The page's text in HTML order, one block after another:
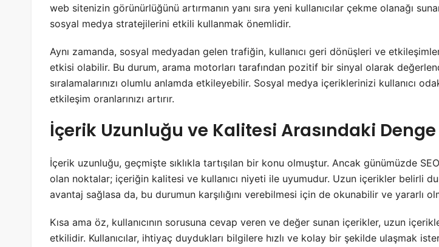
web sitenizin görünürlüğünü artırmanın yanı sıra yeni kullanıcılar çekme olanağı
sosyal medya stratejilerini etkili kullanmak önemlidir.
Aynı zamanda, sosyal medyadan gelen trafiğin, kullanıcı geri dönüşleri ve
etkisi olabilir. Bu durum, arama motorları tarafından pozitif bir sinyal olarak
sıralamalarınızı olumlu anlamda etkileyebilir. Sosyal medya içeriklerinizi kullanıcı
etkileşim oranlarınızı artırır.
İçerik Uzunluğu ve Kalitesi Arasındaki Denge
İçerik uzunluğu, geçmişte sıklıkla tartışılan bir konu olmuştur. Ancak günümüzde
olan noktalar; içeriğin kalitesi ve kullanıcı niyeti ile uyumudur. Uzun içerikler belirli
avantaj sağlasa da, bu durumun karşılığını verebilmesi için de okunabilir ve yararlı
Kısa ama öz, kullanıcının sorusuna cevap veren ve değer sunan içerikler, uzun
etkilidir. Kullanıcılar, ihtiyaç duydukları bilgilere hızlı ve kolay bir şekilde ulaşmak